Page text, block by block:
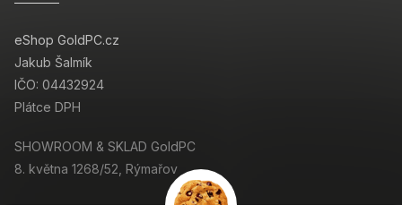
eShop GoldPC.cz
Jakub Šalmík
IČO: 04432924
Plátce DPH
SHOWROOM & SKLAD GoldPC
8. května 1268/52, Rýmařov